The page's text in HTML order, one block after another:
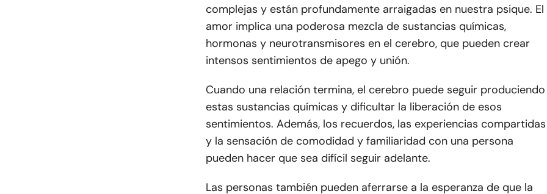
complejas y están profundamente arraigadas en nuestra psique. El
amor implica una poderosa mezcla de sustancias químicas,
hormonas y neurotransmisores en el cerebro, que pueden crear
intensos sentimientos de apego y unión.
Cuando una relación termina, el cerebro puede seguir produciendo
estas sustancias químicas y dificultar la liberación de esos
sentimientos. Además, los recuerdos, las experiencias compartidas
y la sensación de comodidad y familiaridad con una persona
pueden hacer que sea difícil seguir adelante.
Las personas también pueden aferrarse a la esperanza de que la